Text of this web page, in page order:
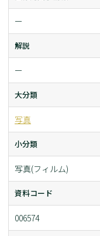
ー
解説
ー
大分類
写真
小分類
写真(フィルム)
資料コード
006574